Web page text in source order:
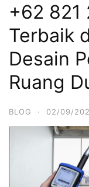
+62 821
Terbaik
Desain
Ruang
BLOG · 02/09/